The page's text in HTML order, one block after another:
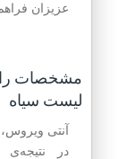
عزیزان
مشخصات
لیست سیاه
آنتی
در